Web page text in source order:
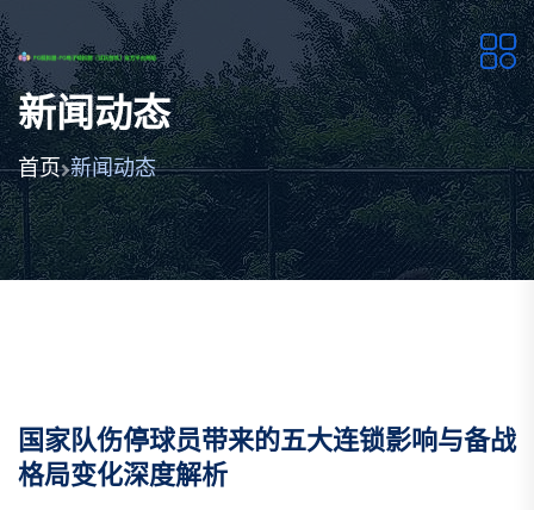
新闻动态
首页 新闻动态
国家队伤停球员带来的五大连锁影响与备战
格局变化深度解析